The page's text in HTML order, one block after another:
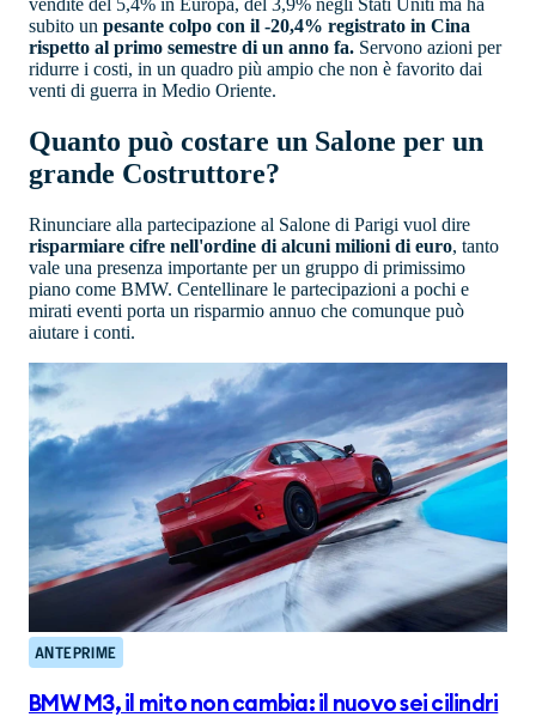
vendite del 5,4% in Europa, del 3,9% negli Stati Uniti ma ha
subito un pesante colpo con il -20,4% registrato in Cina
rispetto al primo semestre di un anno fa. Servono azioni per
ridurre i costi, in un quadro più ampio che non è favorito dai
venti di guerra in Medio Oriente.
Quanto può costare un Salone per un
grande Costruttore?
Rinunciare alla partecipazione al Salone di Parigi vuol dire
risparmiare cifre nell'ordine di alcuni milioni di euro, tanto
vale una presenza importante per un gruppo di primissimo
piano come BMW. Centellinare le partecipazioni a pochi e
mirati eventi porta un risparmio annuo che comunque può
aiutare i conti.
ANTEPRIME
BMW M3, il mito non cambia: il nuovo sei cilindri